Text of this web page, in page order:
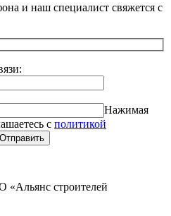
и наш специалист свяжется с
Нажимая
с политикой
Отправить
«Альянс строителей